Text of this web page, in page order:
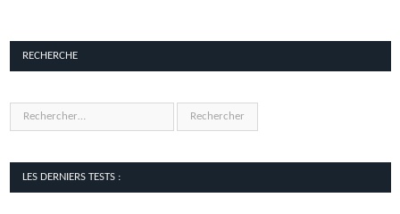
RECHERCHE
LES DERNIERS TESTS :